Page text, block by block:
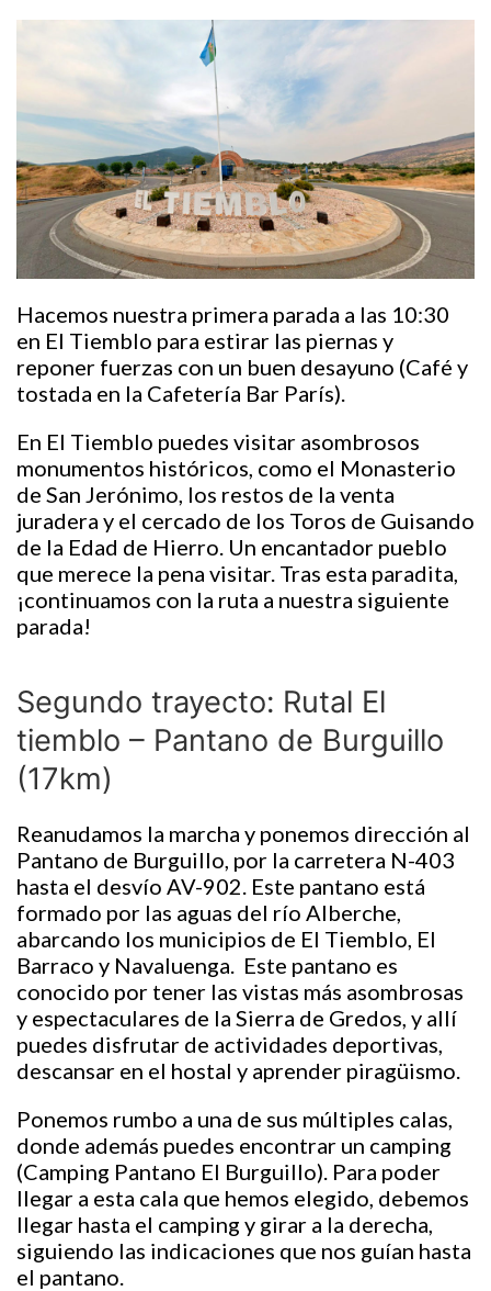
Hacemos nuestra primera parada a las 10:30
en El Tiemblo para estirar las piernas y
reponer fuerzas con un buen desayuno (Café y
tostada en la Cafetería Bar París).
En El Tiemblo puedes visitar asombrosos
monumentos históricos, como el Monasterio
de San Jerónimo, los restos de la venta
juradera y el cercado de los Toros de Guisando
de la Edad de Hierro. Un encantador pueblo
que merece la pena visitar. Tras esta paradita,
¡continuamos con la ruta a nuestra siguiente
parada!
Segundo trayecto: Rutal El
tiemblo – Pantano de Burguillo
(17km)
Reanudamos la marcha y ponemos dirección al
Pantano de Burguillo, por la carretera N-403
hasta el desvío AV-902. Este pantano está
formado por las aguas del río Alberche,
abarcando los municipios de El Tiemblo, El
Barraco y Navaluenga. Este pantano es
conocido por tener las vistas más asombrosas
y espectaculares de la Sierra de Gredos, y allí
puedes disfrutar de actividades deportivas,
descansar en el hostal y aprender piragüismo.
Ponemos rumbo a una de sus múltiples calas,
donde además puedes encontrar un camping
(Camping Pantano El Burguillo). Para poder
llegar a esta cala que hemos elegido, debemos
llegar hasta el camping y girar a la derecha,
siguiendo las indicaciones que nos guían hasta
el pantano.